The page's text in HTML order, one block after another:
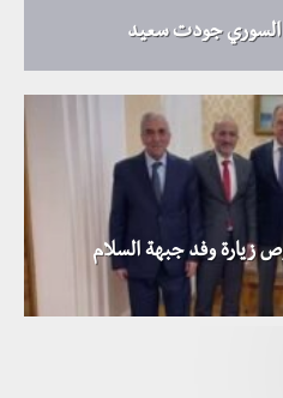
السوري جودت سعيد
زيارة وفد جبهة السلام